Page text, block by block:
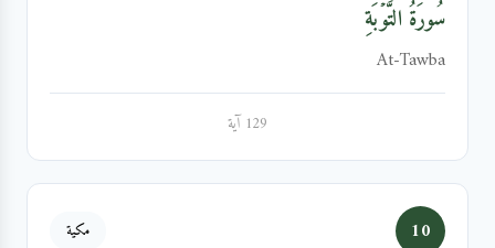
سُورَةُ التَّوۡبَةِ
At-Tawba
129 آية
10 مكية